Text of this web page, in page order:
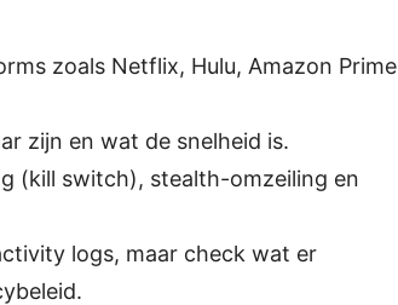
zoals Netflix, Hulu, Amazon Prime
zijn en wat de snelheid is.
(kill switch), stealth-omzeiling en
logs, maar check wat er